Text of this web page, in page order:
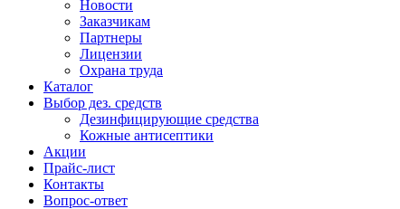
Новости
Заказчикам
Партнеры
Лицензии
Охрана труда
Каталог
Выбор дез. средств
Дезинфицирующие средства
Кожные антисептики
Акции
Прайс-лист
Контакты
Вопрос-ответ